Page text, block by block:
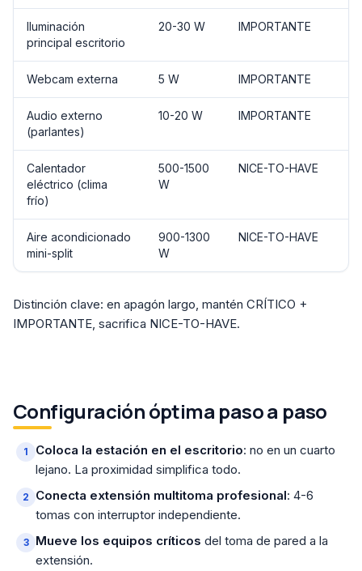
Iluminación
principal escritorio
20-30 W IMPORTANTE
Webcam externa 5 W IMPORTANTE
Audio externo
(parlantes)
10-20 W IMPORTANTE
Calentador
eléctrico (clima
frío)
500-1500
W
NICE-TO-HAVE
Aire acondicionado
mini-split
900-1300
W
NICE-TO-HAVE
Distinción clave: en apagón largo, mantén CRÍTICO +
IMPORTANTE, sacrifica NICE-TO-HAVE.
Configuración óptima paso a paso
Coloca la estación en el escritorio: no en un cuarto
lejano. La proximidad simplifica todo.
Conecta extensión multitoma profesional: 4-6
tomas con interruptor independiente.
Mueve los equipos críticos del toma de pared a la
extensión.